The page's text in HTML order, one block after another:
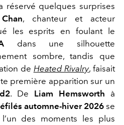
réservé quelques surprises
, chanteur et acteur
les esprits en foulant le
dans une silhouette
sombre, tandis que
de Heated Rivalry, faisait
première apparition sur un
. De Liam Hemsworth à
automne-hiver 2026 se
des moments les plus